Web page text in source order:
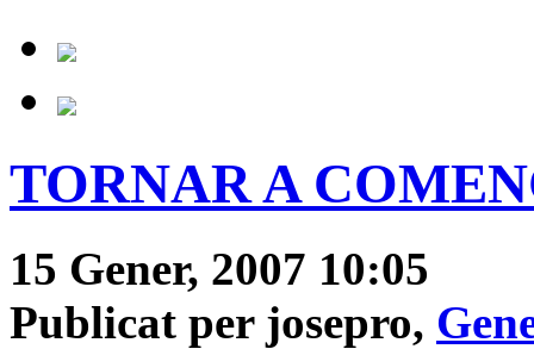
TORNAR A
15 Gener, 2007 10:05
Publicat per josepro,